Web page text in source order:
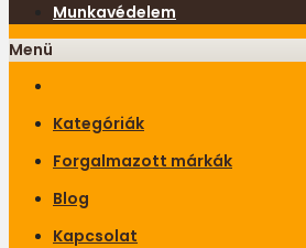
Munkavédelem
Menü
Kategóriák
Forgalmazott márkák
Blog
Kapcsolat